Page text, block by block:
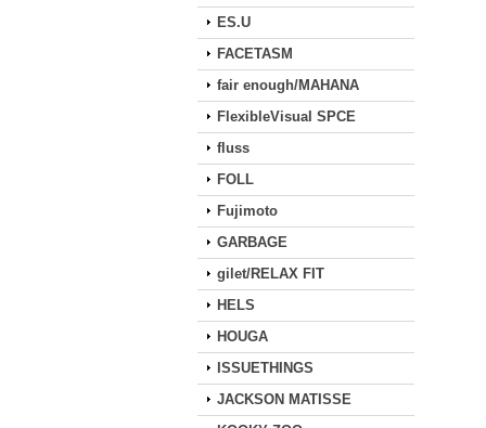
ES.U
FACETASM
fair enough/MAHANA
FlexibleVisual SPCE
fluss
FOLL
Fujimoto
GARBAGE
gilet/RELAX FIT
HELS
HOUGA
ISSUETHINGS
JACKSON MATISSE